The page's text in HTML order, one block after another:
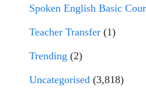
Spoken English Basic
Teacher Transfer (1)
Trending (2)
Uncategorised (3,818)